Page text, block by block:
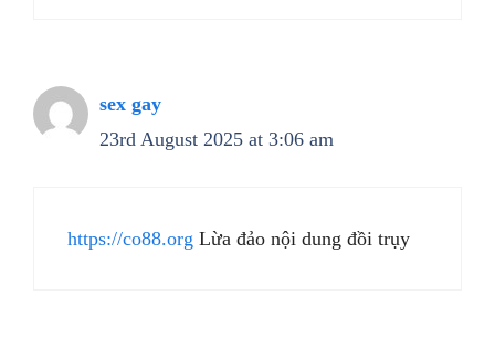
sex gay
23rd August 2025 at 3:06 am
https://co88.org Lừa đảo nội dung đồi trụy